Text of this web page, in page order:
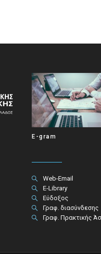
E-gram
Web-Email
E-Library
Εύδοξος
Γραφ. διασύνδεσης
Γραφ. Πρακτικής